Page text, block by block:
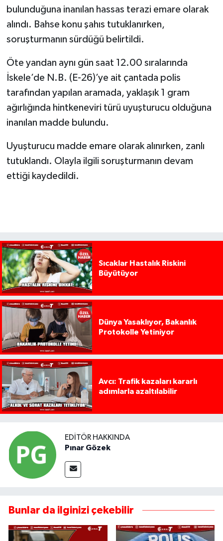
bulunduğuna inanılan hassas terazi emare olarak
alındı. Bahse konu şahıs tutuklanırken,
soruşturmanın sürdüğü belirtildi.
Öte yandan aynı gün saat 12.00 sıralarında
İskele’de N.B. (E-26)’ye ait çantada polis
tarafından yapılan aramada, yaklaşık 1 gram
ağırlığında hintkeneviri türü uyuşturucu olduğuna
inanılan madde bulundu.
Uyuşturucu madde emare olarak alınırken, zanlı
tutuklandı. Olayla ilgili soruşturmanın devam
ettiği kaydedildi.
Sıcaklar Hastalık Riskini
Büyütüyor
Dünya Yasaklıyor, Bakanlık
Protokolle Yetiniyor
Avcı: Trafik kazaları kararlı
adımlarla azaltılabilir
EDITÖR HAKKINDA
Pınar Gözek
Bunlar da ilginizi çekebilir